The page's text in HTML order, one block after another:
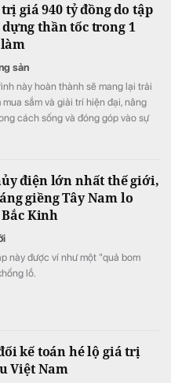
giá 940 tỷ đồng do tập
thần tốc trong 1
sản
này hoàn thành sẽ mang lại trải
mua sắm và giải trí hiện đại, nâng
cách sống và đóng góp vào sự
điện lớn nhất thế giới,
giềng Tây Nam lo
Kinh
này được ví như một "quả bom
lồ.
kế toán hé lộ giá trị
Việt Nam